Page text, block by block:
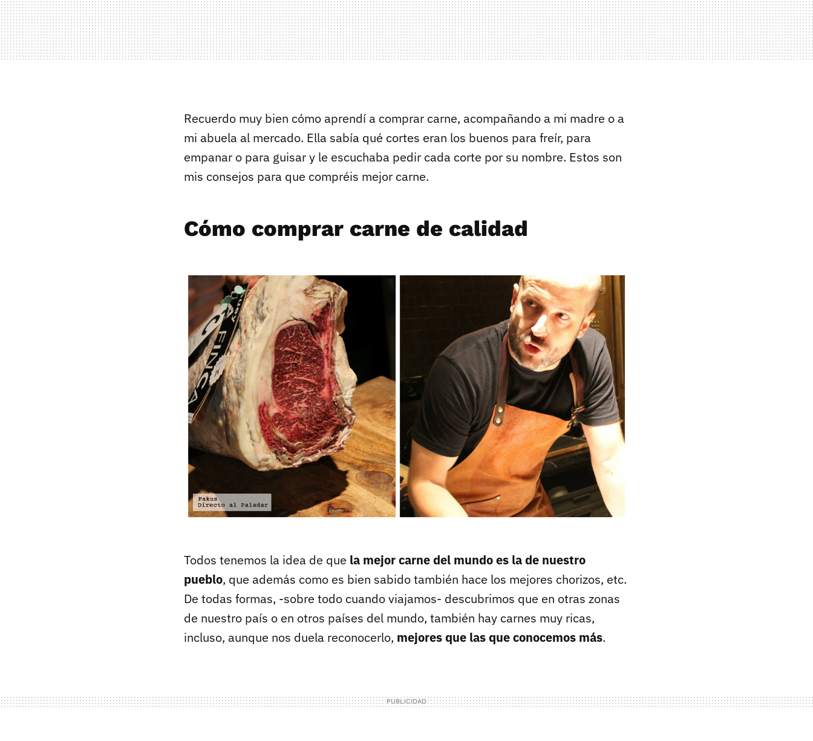
Recuerdo muy bien cómo aprendí a comprar carne, acompañando a mi madre o a
mi abuela al mercado. Ella sabía qué cortes eran los buenos para freír, para
empanar o para guisar y le escuchaba pedir cada corte por su nombre. Estos son
mis consejos para que compréis mejor carne.
Cómo comprar carne de calidad
Todos tenemos la idea de que la mejor carne del mundo es la de nuestro
pueblo, que además como es bien sabido también hace los mejores chorizos, etc.
De todas formas, -sobre todo cuando viajamos- descubrimos que en otras zonas
de nuestro país o en otros países del mundo, también hay carnes muy ricas,
incluso, aunque nos duela reconocerlo, mejores que las que conocemos más.